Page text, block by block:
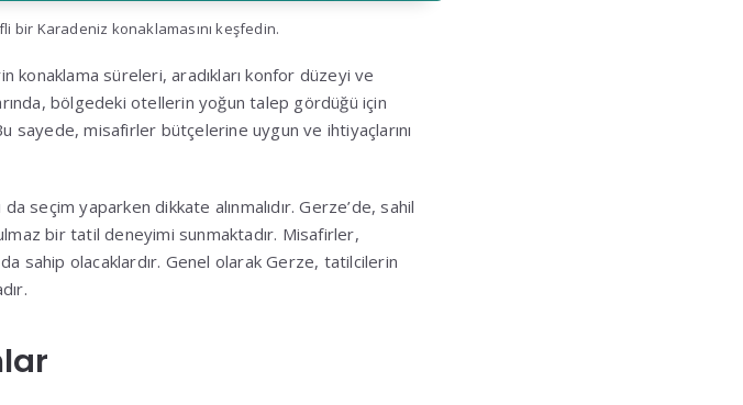
bir Karadeniz konaklamasını keşfedin.
süreleri, aradıkları konfor düzeyi ve
bölgedeki otellerin yoğun talep gördüğü için
misafirler bütçelerine uygun ve ihtiyaçlarını
seçim yaparken dikkate alınmalıdır. Gerze’de, sahil
bir tatil deneyimi sunmaktadır. Misafirler,
sahip olacaklardır. Genel olarak Gerze, tatilcilerin